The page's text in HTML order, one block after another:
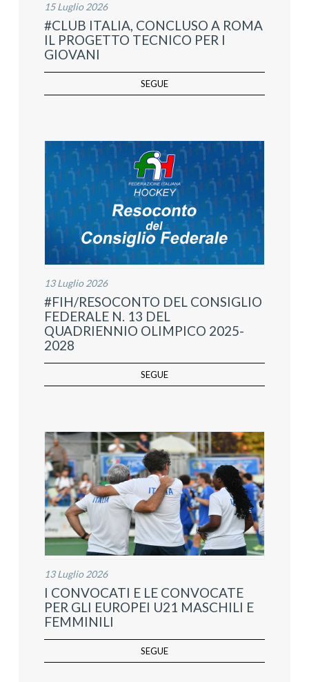
15 Luglio 2026
#CLUB ITALIA, CONCLUSO A ROMA
IL PROGETTO TECNICO PER I
GIOVANI
SEGUE
13 Luglio 2026
#FIH/RESOCONTO DEL CONSIGLIO
FEDERALE N. 13 DEL
QUADRIENNIO OLIMPICO 2025-
2028
SEGUE
13 Luglio 2026
I CONVOCATI E LE CONVOCATE
PER GLI EUROPEI U21 MASCHILI E
FEMMINILI
SEGUE